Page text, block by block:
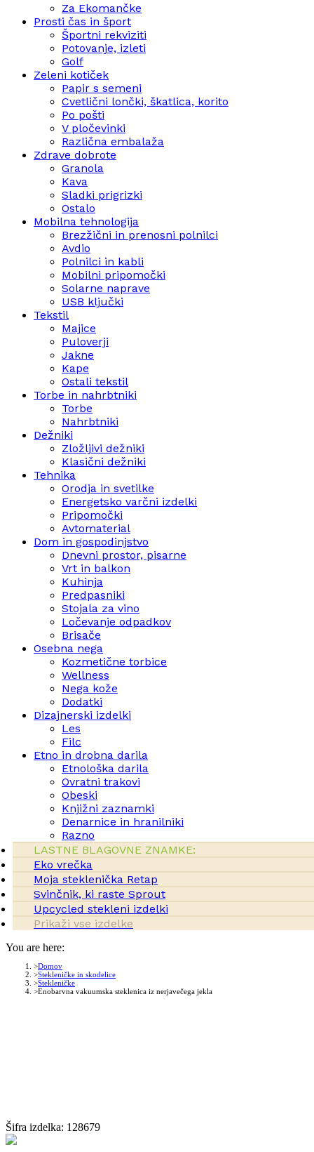
Za Ekomančke
Prosti čas in šport
Športni rekviziti
Potovanje, izleti
Golf
Zeleni kotiček
Papir s semeni
Cvetlični lončki, škatlica, korito
Po pošti
V pločevinki
Različna embalaža
Zdrave dobrote
Granola
Kava
Sladki prigrizki
Ostalo
Mobilna tehnologija
Brezžični in prenosni polnilci
Avdio
Polnilci in kabli
Mobilni pripomočki
Solarne naprave
USB ključki
Tekstil
Majice
Puloverji
Jakne
Kape
Ostali tekstil
Torbe in nahrbtniki
Torbe
Nahrbtniki
Dežniki
Zložljivi dežniki
Klasični dežniki
Tehnika
Orodja in svetilke
Energetsko varčni izdelki
Pripomočki
Avtomaterial
Dom in gospodinjstvo
Dnevni prostor, pisarne
Vrt in balkon
Kuhinja
Predpasniki
Stojala za vino
Ločevanje odpadkov
Brisače
Osebna nega
Kozmetične torbice
Wellness
Nega kože
Dodatki
Dizajnerski izdelki
Les
Filc
Etno in drobna darila
Etnološka darila
Ovratni trakovi
Obeski
Knjižni zaznamki
Denarnice in hranilniki
Razno
LASTNE BLAGOVNE ZNAMKE:
Eko vrečka
Moja steklenička Retap
Svinčnik, ki raste Sprout
Upcycled stekleni izdelki
Prikaži vse izdelke
You are here:
Domov
Stekleničke in skodelice
Stekleničke
Enobarvna vakuumska steklenica iz nerjavečega jekla
Šifra izdelka: 128679